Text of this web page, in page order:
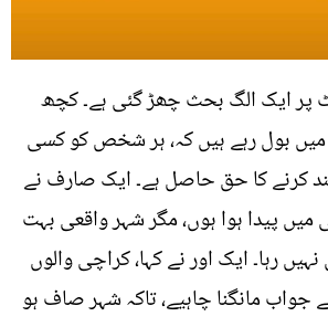
پر ایک الگ بحث چھڑ گئی ہے۔ کچھ
بول رہے ہیں کہ، ہر شخص کو کسی
کرنے کا حق حاصل ہے۔ ایک صارف نے
میں پیدا ہوا ہوں، مگر شہر واقعی بہت
نہیں رہا۔ ایک اور نے کہا، کراچی والوں
جواب مانگنا چاہیے، تاکہ شہر صاف ہو